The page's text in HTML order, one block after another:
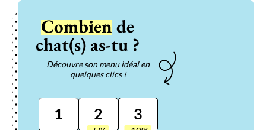
Combiende
chat(s) as-tu ?
Découvre son menu idéal en
quelques clics !
1 2 3